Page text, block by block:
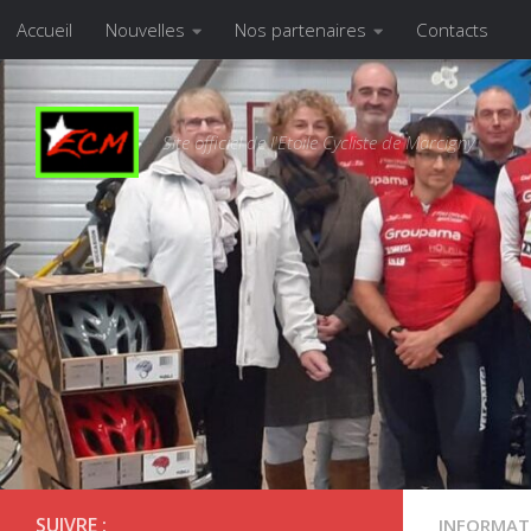
Skip to content
Accueil Nouvelles Nos partenaires Contacts
Site officiel de l'Etoile Cycliste de Marcigny
SUIVRE :